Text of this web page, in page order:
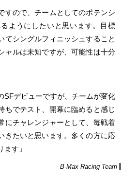
ので、チームとしてのポテンシ
ようにしたいと思います。⽬標
てシングルフィニッシュすること
ャルは未知ですが、可能性は⼗分
SFデビューですが、チームが変化
ちでテスト、開幕に臨めると感じ
にチャレンジャーとして、毎戦着
きたいと思います。多くの⽅に応
す」
B-Max Racing Team